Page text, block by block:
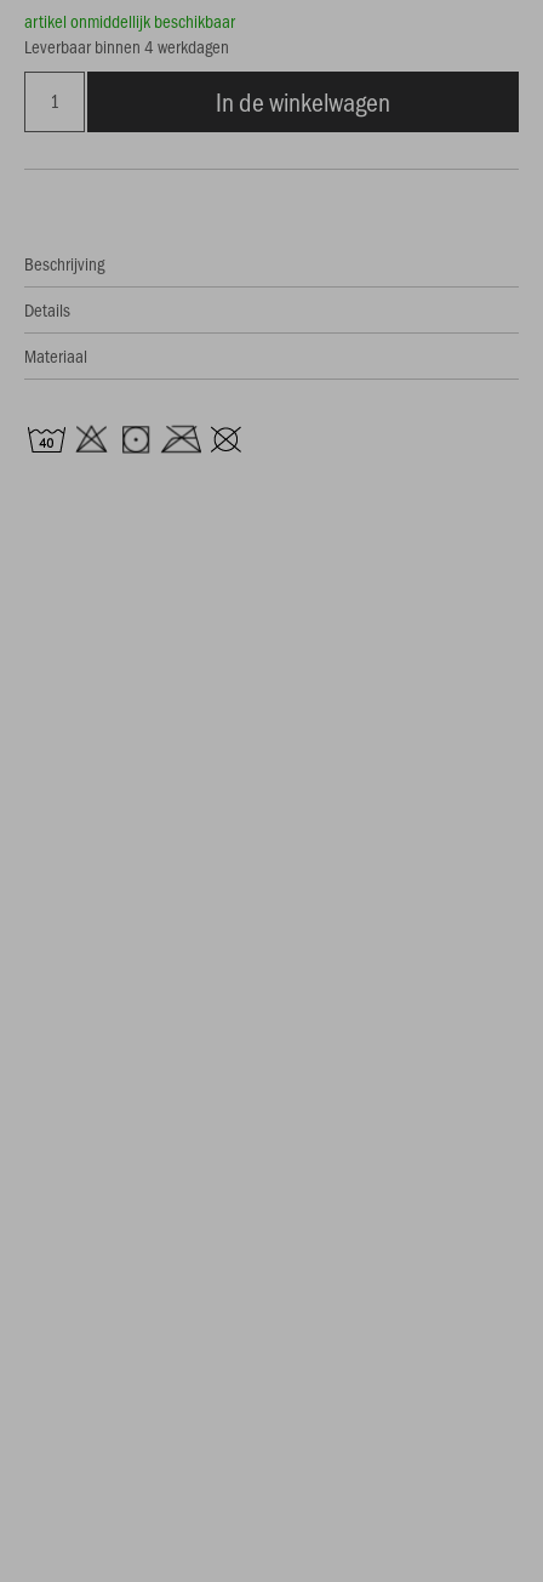
artikel onmiddellijk beschikbaar
Leverbaar binnen 4 werkdagen
In de winkelwagen
Beschrijving
Details
Materiaal